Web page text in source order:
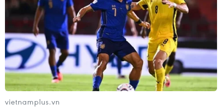
TIN LIÊN QUAN
vietnamplus.vn